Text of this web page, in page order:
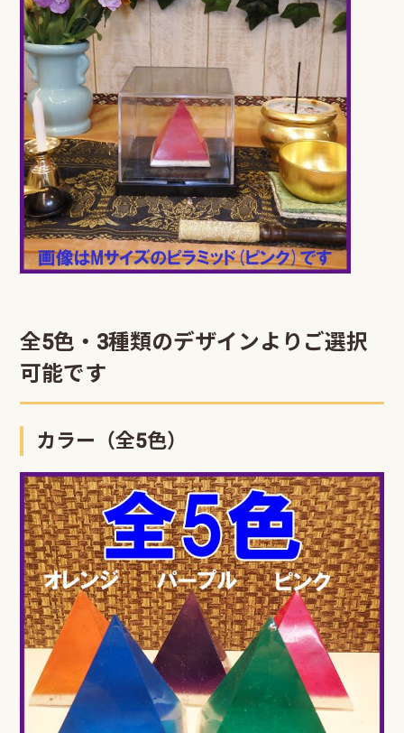
全5色・3種類のデザインよりご選択
可能です
カラー（全5色）